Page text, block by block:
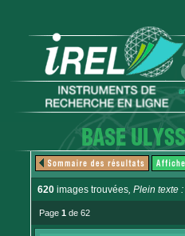
620 images trouvées, Plein texte :
Page 1 de 62